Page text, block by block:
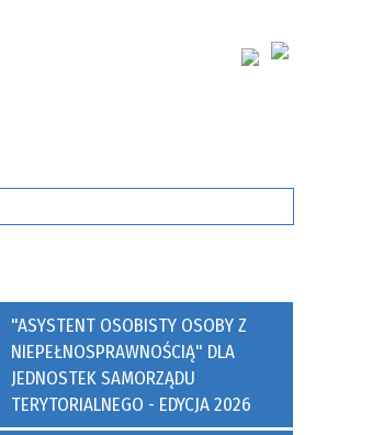
"ASYSTENT OSOBISTY OSOBY Z
NIEPEŁNOSPRAWNOŚCIĄ" DLA
JEDNOSTEK SAMORZĄDU
TERYTORIALNEGO - EDYCJA 2026